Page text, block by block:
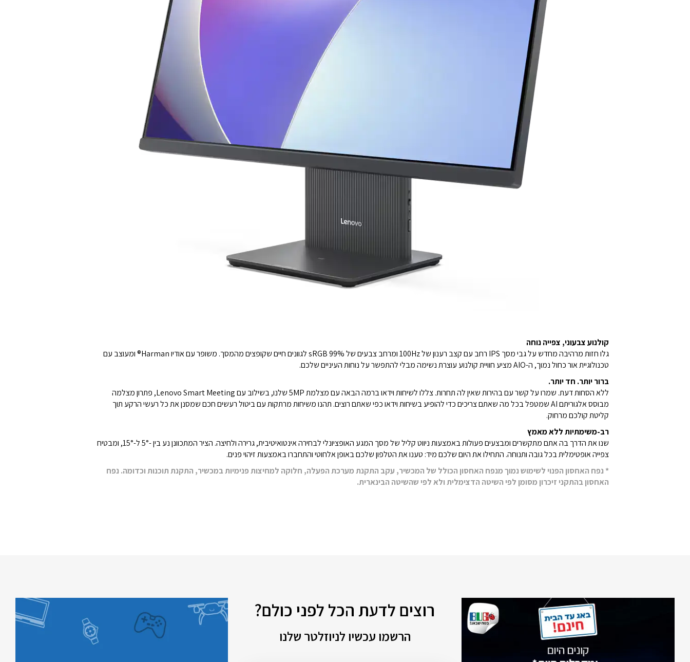
קולנוע צבעוני, צפייה נוחה
גלו חזות מרהיבה מחדש על גבי מסך IPS רחב עם קצב רענון של 100Hz ומרחב צבעים של 99% sRGB לגוונים חיים שקופצים מהמסך. משופר עם אודיו Harman® ומעוצב עם
טכנולוגיית אור כחול נמוך, ה-AIO מציע חוויית קולנוע עוצרת נשימה מבלי להתפשר על נוחות העיניים שלכם.
ברור יותר. חד יותר.
ללא הסחות דעת. שמרו על קשר עם בהירות שאין לה תחרות. צללו לשיחות וידאו ברמה הבאה עם מצלמת 5MP שלנו, בשילוב עם Lenovo Smart Meeting, פתרון מצלמה
מבוסס אלגוריתם AI שמטפל בכל מה שאתם צריכים כדי להופיע בשיחות וידאו כפי שאתם רוצים. תהנו משיחות מרתקות עם ביטול רעשים חכם שמסנן את כל רעשי הרקע תוך
קליטת קולכם מרחוק.
רב-משימתיות ללא מאמץ
שנו את הדרך בה אתם מתקשרים ומבצעים פעולות באמצעות ניווט קליל של מסך המגע האופציונלי לבחירה אינטואיטיבית, גרירה ולחיצה. הציר המתכוונן נע בין -5° ל-15°, ומבטיח
צפייה אופטימלית בכל גובה ותנוחה. התחילו את היום שלכם מיד: טענו את הטלפון שלכם באופן אלחוטי והתחברו באמצעות זיהוי פנים.
* נפח האחסון הפנוי לשימוש נמוך מנפח האחסון הכולל של המכשיר, עקב התקנת מערכת הפעלה, חלוקה למחיצות פנימיות במכשיר, התקנת תוכנות וכדומה. נפח
האחסון בהתקני זיכרון מסומן לפי השיטה הדצימלית ולא לפי שהשיטה הבינארית.
רוצים לדעת הכל לפני כולם?
הרשמו עכשיו לניוזלטר שלנו